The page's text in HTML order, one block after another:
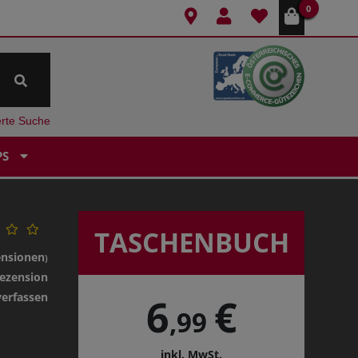
0
Suche
) TASCHENBUCH
6,99 €
inkl. MwSt.